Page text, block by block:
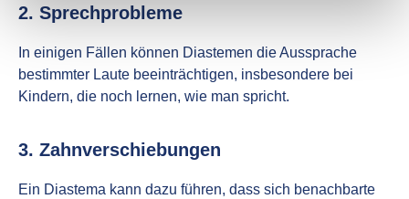
2. Sprechprobleme
In einigen Fällen können Diastemen die Aussprache
bestimmter Laute beeinträchtigen, insbesondere bei
Kindern, die noch lernen, wie man spricht.
3. Zahnverschiebungen
Ein Diastema kann dazu führen, dass sich benachbarte